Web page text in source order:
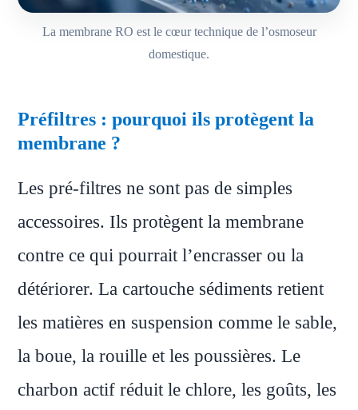
La membrane RO est le cœur technique de l’osmoseur
domestique.
Préfiltres : pourquoi ils protègent la
membrane ?
Les pré-filtres ne sont pas de simples
accessoires. Ils protègent la membrane
contre ce qui pourrait l’encrasser ou la
détériorer. La cartouche sédiments retient
les matières en suspension comme le sable,
la boue, la rouille et les poussières. Le
charbon actif réduit le chlore, les goûts, les